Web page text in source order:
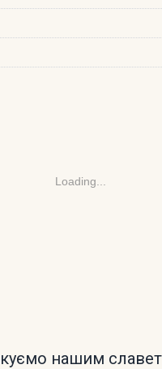
Loading...
нашим